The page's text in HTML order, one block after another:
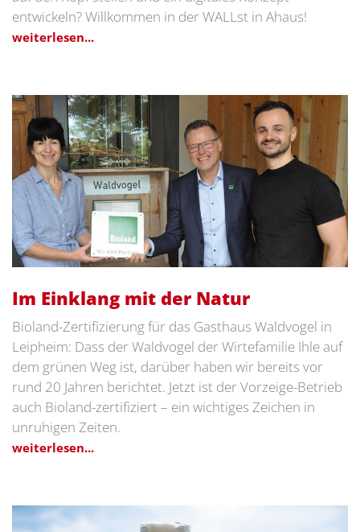
entwickeln? Willkommen in der WALLst in Ahaus!
weiterlesen...
Im Einklang mit der Natur
Bioland-Zertifizierung für das Gasthaus Waldvogel in
Leipheim: Dass der Waldvogel der Wirtefamilie Ihle auf
dem grünen Weg ist, darüber haben wir bereits vor
rund 20 Jahren berichtet. Jetzt ist der Vorzeige-Betrieb
auch Bioland-zertifiziert – ein wichtiges Zeichen in
unruhigen Zeiten.
weiterlesen...